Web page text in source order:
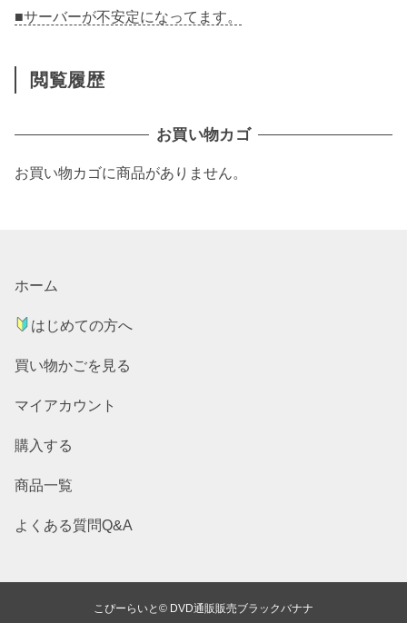
■サーバーが不安定になってます。
閲覧履歴
お買い物カゴ
お買い物カゴに商品がありません。
ホーム
はじめての方へ
買い物かごを見る
マイアカウント
購入する
商品一覧
よくある質問Q&A
こぴーらいと© DVD通販販売ブラックバナナ